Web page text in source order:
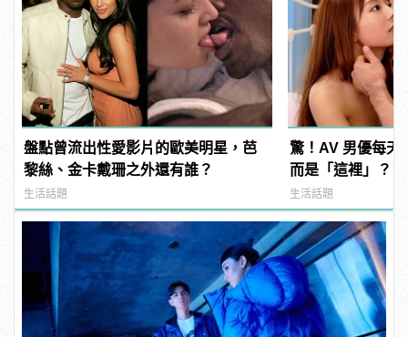
盤點曾流出性愛影片的歐美明星，芭
黎絲、金卡戴珊之外還有誰？
生活話題
驚！AV 男優每天
而是「這裡」？ |
型男
生活話題